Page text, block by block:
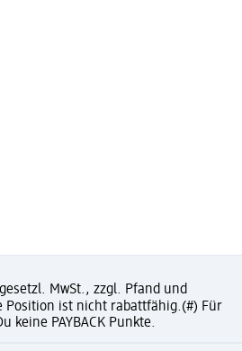
MwSt., zzgl. Pfand und
Position ist nicht rabattfähig.(#) Für
keine PAYBACK Punkte.